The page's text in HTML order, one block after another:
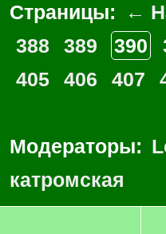
Страницы: ←
388
389 390
405
406 407
Модераторы:
катромская